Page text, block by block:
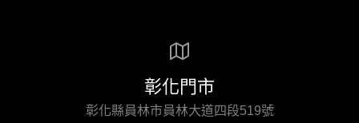
彰化門市
彰化縣員林市員林大道四段519號